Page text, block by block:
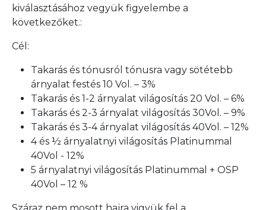
kiválasztásához vegyük figyelembe a
következőket.:
Cél:
Takarás és tónusról tónusra vagy sötétebb
árnyalat festés 10 Vol. – 3%
Takarás és 1-2 árnyalat világosítás 20 Vol. – 6%
Takarás és 2-3 árnyalat világosítás 30Vol. – 9%
Takarás és 3-4 árnyalat világosítás 40Vol. – 12%
4 és ½ árnyalatnyi világosítás Platinummal
40Vol - 12%
5 árnyalatnyi világosítás Platinummal + OSP
40Vol – 12 %